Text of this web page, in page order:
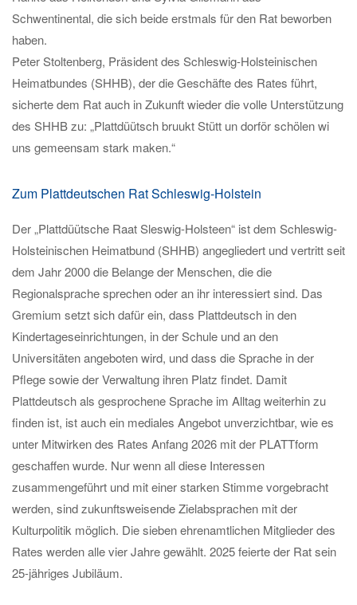
Schwentinental, die sich beide erstmals für den Rat beworben
haben.
Peter Stoltenberg, Präsident des Schleswig-Holsteinischen
Heimatbundes (SHHB), der die Geschäfte des Rates führt,
sicherte dem Rat auch in Zukunft wieder die volle Unterstützung
des SHHB zu: „Plattdüütsch bruukt Stütt un dorför schölen wi
uns gemeensam stark maken.“
Zum Plattdeutschen Rat Schleswig-Holstein
Der „Plattdüütsche Raat Sleswig-Holsteen“ ist dem Schleswig-
Holsteinischen Heimatbund (SHHB) angegliedert und vertritt seit
dem Jahr 2000 die Belange der Menschen, die die
Regionalsprache sprechen oder an ihr interessiert sind. Das
Gremium setzt sich dafür ein, dass Plattdeutsch in den
Kindertageseinrichtungen, in der Schule und an den
Universitäten angeboten wird, und dass die Sprache in der
Pflege sowie der Verwaltung ihren Platz findet. Damit
Plattdeutsch als gesprochene Sprache im Alltag weiterhin zu
finden ist, ist auch ein mediales Angebot unverzichtbar, wie es
unter Mitwirken des Rates Anfang 2026 mit der PLATTform
geschaffen wurde. Nur wenn all diese Interessen
zusammengeführt und mit einer starken Stimme vorgebracht
werden, sind zukunftsweisende Zielabsprachen mit der
Kulturpolitik möglich. Die sieben ehrenamtlichen Mitglieder des
Rates werden alle vier Jahre gewählt. 2025 feierte der Rat sein
25-jähriges Jubiläum.